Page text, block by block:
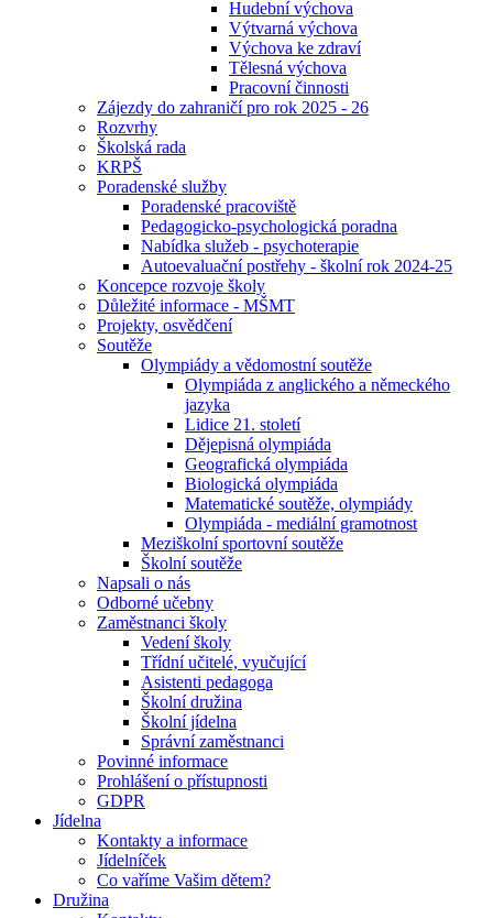
Hudební výchova
Výtvarná výchova
Výchova ke zdraví
Tělesná výchova
Pracovní činnosti
Zájezdy do zahraničí pro rok 2025 - 26
Rozvrhy
Školská rada
KRPŠ
Poradenské služby
Poradenské pracoviště
Pedagogicko-psychologická poradna
Nabídka služeb - psychoterapie
Autoevaluační postřehy - školní rok 2024-25
Koncepce rozvoje školy
Důležité informace - MŠMT
Projekty, osvědčení
Soutěže
Olympiády a vědomostní soutěže
Olympiáda z anglického a německého
jazyka
Lidice 21. století
Dějepisná olympiáda
Geografická olympiáda
Biologická olympiáda
Matematické soutěže, olympiády
Olympiáda - mediální gramotnost
Meziškolní sportovní soutěže
Školní soutěže
Napsali o nás
Odborné učebny
Zaměstnanci školy
Vedení školy
Třídní učitelé, vyučující
Asistenti pedagoga
Školní družina
Školní jídelna
Správní zaměstnanci
Povinné informace
Prohlášení o přístupnosti
GDPR
Jídelna
Kontakty a informace
Jídelníček
Co vaříme Vašim dětem?
Družina